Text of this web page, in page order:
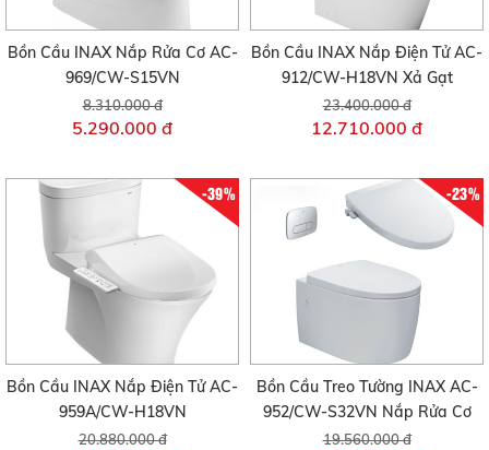
Bồn Cầu INAX Nắp Rửa Cơ AC-
969/CW-S15VN
8.310.000 đ
5.290.000 đ
Bồn Cầu INAX Nắp Điện Tử AC-
912/CW-H18VN Xả Gạt
23.400.000 đ
12.710.000 đ
-39%
Bồn Cầu INAX Nắp Điện Tử AC-
959A/CW-H18VN
20.880.000 đ
-23%
Bồn Cầu Treo Tường INAX AC-
952/CW-S32VN Nắp Rửa Cơ
19.560.000 đ